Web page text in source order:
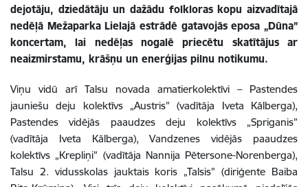
dejotāju, dziedātāju un dažādu folkloras kopu aizvadītajā
nedēļā Mežaparka Lielajā estrādē gatavojās eposa „Dūna”
koncertam, lai nedēļas nogalē priecētu skatītājus ar
neaizmirstamu, krāšņu un enerģijas pilnu notikumu.
Viņu vidū arī Talsu novada amatierkolektīvi – Pastendes
jauniešu deju kolektīvs „Austris” (vadītāja Iveta Kālberga),
Pastendes vidējās paaudzes deju kolektīvs „Spriganis”
(vadītāja Iveta Kālberga), Vandzenes vidējās paaudzes
kolektīvs „Krepliņi” (vadītāja Nannija Pētersone-Norenberga),
Talsu 2. vidusskolas jauktais koris „Talsis” (diriģente Baiba